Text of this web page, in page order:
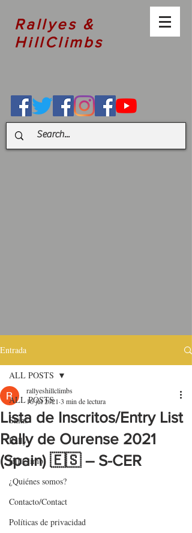
Rallyes &
HillClimbs
Entrada
ALL POSTS
Skins
Rally
HillClimb
¿Quiénes somos?
Contacto/Contact
Políticas de privacidad
ALL POSTS
Lista de Inscritos/Entry List
Rally de Ourense 2021
(Spain) 🇪🇸 – S-CER
rallyeshillclimbs
16 jul 2021 3 min de lectura